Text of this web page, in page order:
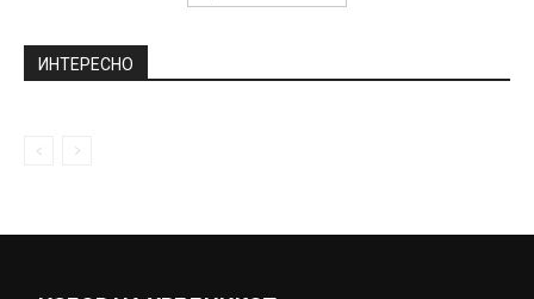
ИНТЕРЕСНО